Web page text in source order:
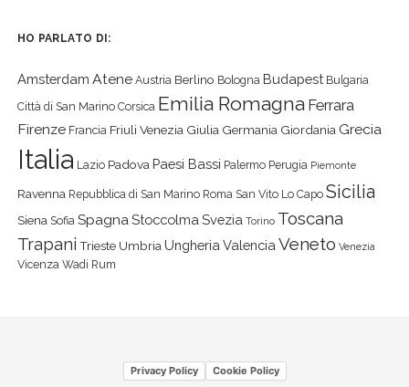
HO PARLATO DI:
Amsterdam Atene Austria Berlino Bologna Budapest Bulgaria
Città di San Marino Corsica Emilia Romagna Ferrara
Firenze Francia Friuli Venezia Giulia Germania Giordania Grecia
Italia Lazio Padova Paesi Bassi Palermo Perugia Piemonte
Ravenna Repubblica di San Marino Roma San Vito Lo Capo Sicilia
Siena Sofia Spagna Stoccolma Svezia Torino Toscana
Trapani Trieste Umbria Ungheria Valencia Veneto Venezia
Vicenza Wadi Rum
Privacy Policy Cookie Policy